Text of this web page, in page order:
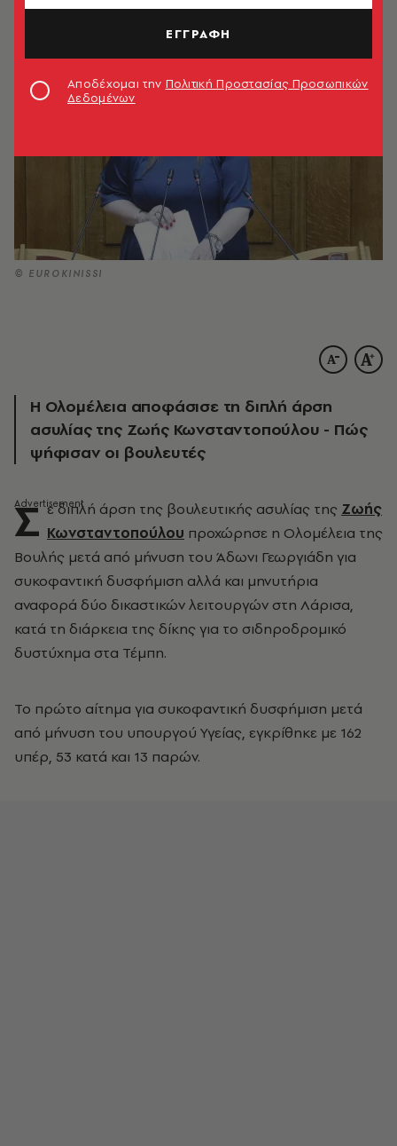
© EUROKINISSI
Η Ολομέλεια αποφάσισε τη διπλή άρση
ασυλίας της Ζωής Κωνσταντοπούλου - Πώς
ψήφισαν οι βουλευτές
Σ ε διπλή άρση της βουλευτικής ασυλίας της Ζωής
Κωνσταντοπούλου προχώρησε η Ολομέλεια της
Βουλής μετά από μήνυση του Άδωνι Γεωργιάδη για
συκοφαντική δυσφήμιση αλλά και μηνυτήρια
αναφορά δύο δικαστικών λειτουργών στη Λάρισα,
κατά τη διάρκεια της δίκης για το σιδηροδρομικό
δυστύχημα στα Τέμπη.
Το πρώτο αίτημα για συκοφαντική δυσφήμιση μετά
από μήνυση του υπουργού Υγείας, εγκρίθηκε με 162
υπέρ, 53 κατά και 13 παρών.
ΕΓΓΡΑΦΗ
Αποδέχομαι την Πολιτική Προστασίας Προσωπικών
Δεδομένων